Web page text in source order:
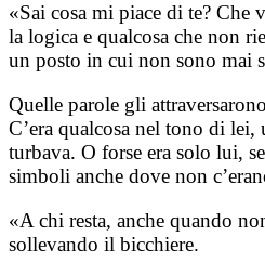
«Sai cosa mi piace di te?
la logica e qualcosa che non
un posto in cui non sono mai
Quelle parole gli
C’era qualcosa nel tono di lei,
turbava. O forse era solo lui,
simboli anche dove non
«A chi resta, anche quando
sollevando il bicchiere.